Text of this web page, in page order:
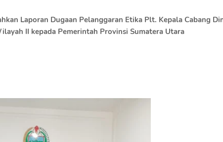
Laporan Dugaan Pelanggaran Etika Plt. Kepala Cabang
II kepada Pemerintah Provinsi Sumatera Utara